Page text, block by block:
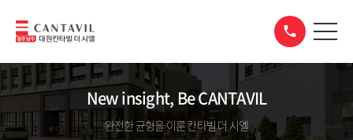
New insight, Be CANTAVIL
완전한 균형을 이룬 칸타빌 더 시엘